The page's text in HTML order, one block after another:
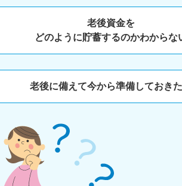
老後資金を
どのように貯蓄するのかわからな
老後に備えて今から準備しておき